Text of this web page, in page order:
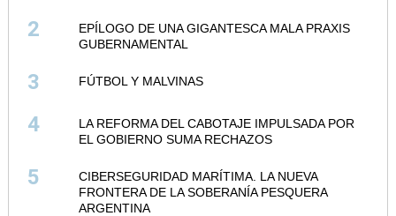
2
EPÍLOGO DE UNA GIGANTESCA MALA PRAXIS
GUBERNAMENTAL
3 FÚTBOL Y MALVINAS
4
LA REFORMA DEL CABOTAJE IMPULSADA POR
EL GOBIERNO SUMA RECHAZOS
5
CIBERSEGURIDAD MARÍTIMA. LA NUEVA
FRONTERA DE LA SOBERANÍA PESQUERA
ARGENTINA